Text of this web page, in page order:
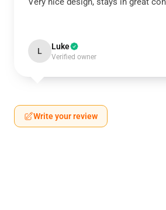
L Luke
Verified owner
Write your review